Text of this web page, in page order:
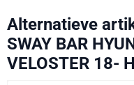
Alternatieve
SWAY BAR
VELOSTER 18-